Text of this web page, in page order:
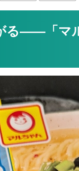
る――「マ